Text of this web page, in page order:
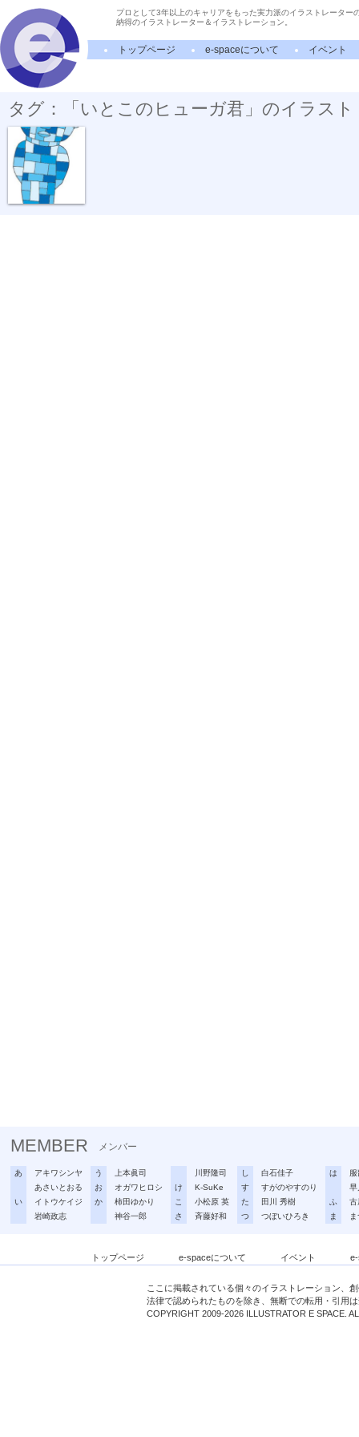
プロとして3年以上のキャリアをもった実力派のイラストレーター
納得のイラストレーター＆イラストレーション。
トップページ e-spaceについて イベント
タグ：「いとこのヒューガ君」のイラスト
いとこのヒュ...
MEMBER メンバー
あ
アキワシンヤ
あさいとおる
い
イトウケイジ
岩崎政志
う
上本眞司
お
オガワヒロシ
か
柿田ゆかり
神谷一郎
川野隆司
け
K-SuKe
こ
小松原 英
さ
斉藤好和
し
白石佳子
す
すがのやすのり
た
田川 秀樹
つ
つぼいひろき
は
早
ふ
古
ま
トップページ e-spaceについて イベント
ここに掲載されている個々のイラストレーション、
法律で認められたものを除き、無断での転用・引用
COPYRIGHT 2009-2026 ILLUSTRATOR E SPACE.